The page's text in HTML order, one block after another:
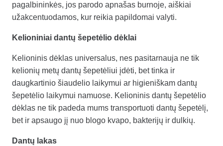
pagalbininkės, jos parodo apnašas burnoje, aiškiai
užakcentuodamos, kur reikia papildomai valyti.
Kelioniniai dantų šepetėlio dėklai
Kelioninis dėklas universalus, nes pasitarnauja ne tik
kelionių metų dantų šepetėliui įdėti, bet tinka ir
daugkartinio šiaudelio laikymui ar higieniškam dantų
šepetėlio laikymui namuose. Kelioninis dantų šepetėlio
dėklas ne tik padeda mums transportuoti dantų šepetėlį,
bet ir apsaugo jį nuo blogo kvapo, bakterijų ir dulkių.
Dantų lakas